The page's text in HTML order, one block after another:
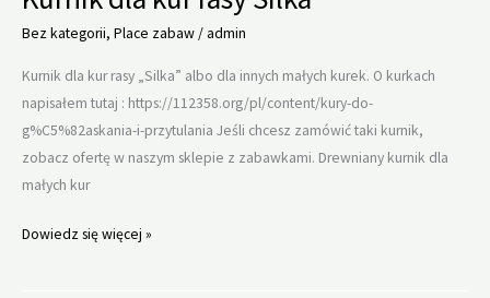
Bez kategorii, Place zabaw/admin
Kurnik dla kur rasy „Silka” albo dla innych małych kurek. O kurkach
napisałem tutaj : https://112358.org/pl/content/kury-do-
g%C5%82askania-i-przytulania Jeśli chcesz zamówić taki kurnik,
zobacz ofertę w naszym sklepie z zabawkami. Drewniany kurnik dla
małych kur
Kurnik
Dowiedz się więcej »